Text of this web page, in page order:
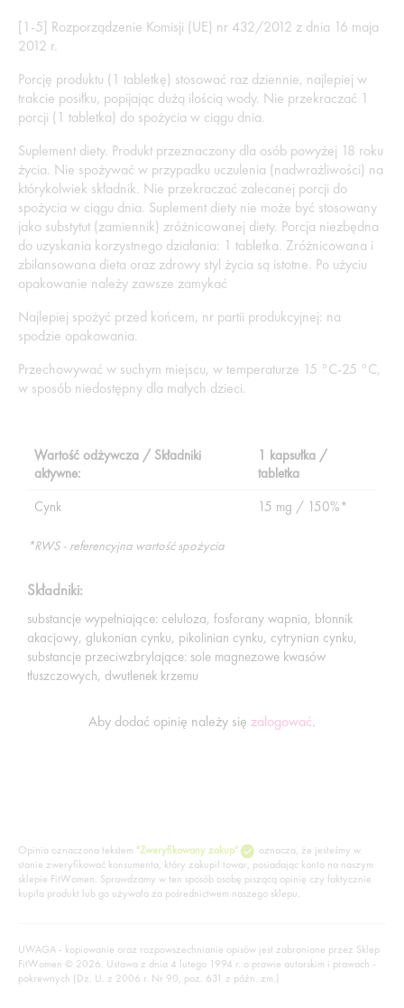
[1-5] Rozporządzenie Komisji (UE) nr 432/2012 z dnia 16 maja
2012 r.
Porcję produktu (1 tabletkę) stosować raz dziennie, najlepiej w
trakcie posiłku, popijając dużą ilością wody. Nie przekraczać 1
porcji (1 tabletka) do spożycia w ciągu dnia.
Suplement diety. Produkt przeznaczony dla osób powyżej 18 roku
życia. Nie spożywać w przypadku uczulenia (nadwrażliwości) na
którykolwiek składnik. Nie przekraczać zalecanej porcji do
spożycia w ciągu dnia. Suplement diety nie może być stosowany
jako substytut (zamiennik) zróżnicowanej diety. Porcja niezbędna
do uzyskania korzystnego działania: 1 tabletka. Zróżnicowana i
zbilansowana dieta oraz zdrowy styl życia są istotne. Po użyciu
opakowanie należy zawsze zamykać
Najlepiej spożyć przed końcem, nr partii produkcyjnej: na
spodzie opakowania.
Przechowywać w suchym miejscu, w temperaturze 15 °C-25 °C,
w sposób niedostępny dla małych dzieci.
Wartość odżywcza / Składniki
aktywne:
1 kapsułka /
tabletka
Cynk
15 mg / 150%*
*RWS - referencyjna wartość spożycia
Składniki:
substancje wypełniające: celuloza, fosforany wapnia, błonnik
akacjowy, glukonian cynku, pikolinian cynku, cytrynian cynku,
substancje przeciwzbrylające: sole magnezowe kwasów
tłuszczowych, dwutlenek krzemu
Aby dodać opinię należy się zalogować.
Opinia oznaczona tekstem "Zweryfikowany zakup"
oznacza, że jesteśmy w
stanie zweryfikować konsumenta, który zakupił towar, posiadając konto na naszym
sklepie FitWomen. Sprawdzamy w ten sposób osobę piszącą opinię czy faktycznie
kupiła produkt lub go używała za pośrednictwem naszego sklepu.
UWAGA - kopiowanie oraz rozpowszechnianie opisów jest zabronione przez Sklep
FitWomen © 2026. Ustawa z dnia 4 lutego 1994 r. o prawie autorskim i prawach -
pokrewnych (Dz. U. z 2006 r. Nr 90, poz. 631 z późn. zm.)